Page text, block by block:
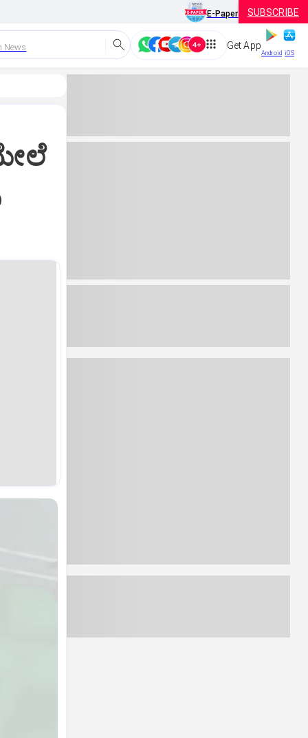
E-Paper SUBSCRIBE
News Get App
Android iOS